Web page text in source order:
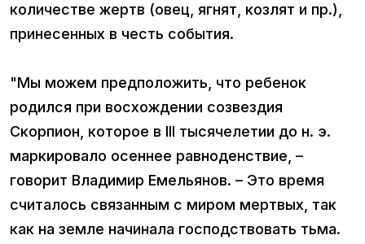
количестве жертв (овец, ягнят, козлят и пр.),
принесенных в честь события.
"Мы можем предположить, что ребенок
родился при восхождении созвездия
Скорпион, которое в III тысячелетии до н. э.
маркировало осеннее равноденствие, –
говорит Владимир Емельянов. – Это время
считалось связанным с миром мертвых, так
как на земле начинала господствовать тьма.